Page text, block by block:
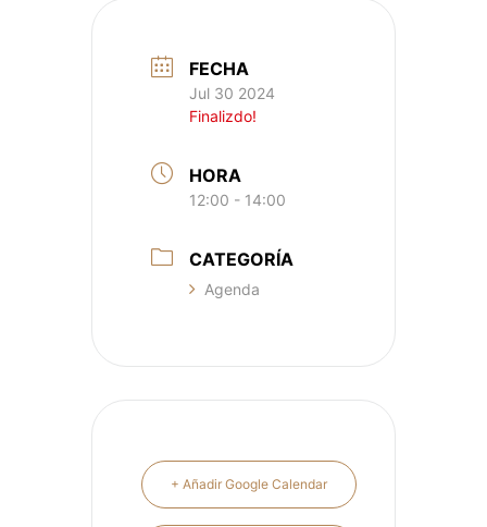
FECHA
Jul 30 2024
Finalizdo!
HORA
12:00 - 14:00
CATEGORÍA
Agenda
+ Añadir Google Calendar